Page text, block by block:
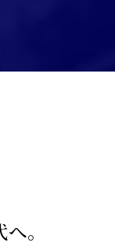
。